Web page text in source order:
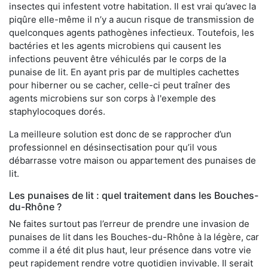
insectes qui infestent votre habitation. Il est vrai qu’avec la
piqûre elle-même il n’y a aucun risque de transmission de
quelconques agents pathogènes infectieux. Toutefois, les
bactéries et les agents microbiens qui causent les
infections peuvent être véhiculés par le corps de la
punaise de lit. En ayant pris par de multiples cachettes
pour hiberner ou se cacher, celle-ci peut traîner des
agents microbiens sur son corps à l'exemple des
staphylocoques dorés.
La meilleure solution est donc de se rapprocher d’un
professionnel en désinsectisation pour qu’il vous
débarrasse votre maison ou appartement des punaises de
lit.
Les punaises de lit : quel traitement dans les Bouches-
du-Rhône ?
Ne faites surtout pas l’erreur de prendre une invasion de
punaises de lit dans les Bouches-du-Rhône à la légère, car
comme il a été dit plus haut, leur présence dans votre vie
peut rapidement rendre votre quotidien invivable. Il serait